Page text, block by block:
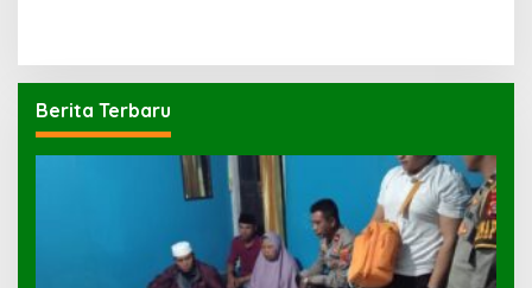
Berita Terbaru